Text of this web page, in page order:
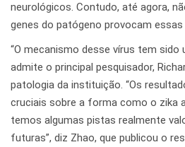
neurológicos. Contudo, até agora,
genes do patógeno provocam
“O mecanismo desse vírus tem sido
admite o principal pesquisador,
patologia da instituição. “Os
cruciais sobre a forma como o zika
temos algumas pistas realmente
futuras”, diz Zhao, que publicou o